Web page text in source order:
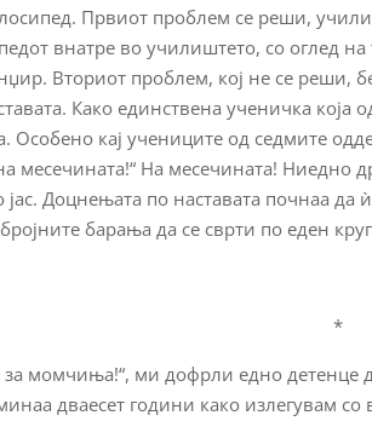
Првиот проблем се реши,
внатре во училиштето, со оглед
Вториот проблем, кој не се реши,
Како единствена ученичка
Особено кај учениците од седмите
месечината!“ На месечината! Ниедно
јас. Доцнењата по наставата почнаа
барања да се сврти по еден
*
за момчиња!“, ми дофрли едно детенце
дваесет години како излегувам